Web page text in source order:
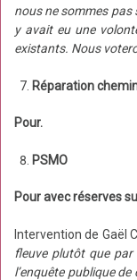
nous ne sommes pas
y avait eu une
existants. Nous
Réparation
Pour.
PSMO
Pour avec réserves
Intervention de Gaël
fleuve plutôt que par
l’enquête publique